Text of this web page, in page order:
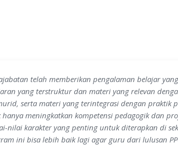
telah memberikan pengalaman belajar
yang terstruktur dan materi yang relevan
serta materi yang terintegrasi dengan praktik
meningkatkan kompetensi pedagogik dan
nilai karakter yang penting untuk diterapkan di
ini bisa lebih baik lagi agar guru dari lulusan